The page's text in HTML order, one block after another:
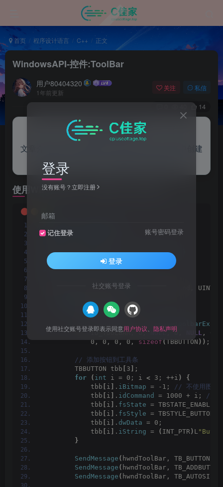
首页 程序设计语言 C++ 正文
WindowsAPI-控件:ToolBar
用户80404320
1年前更新
关注 私信
14
来自AI助手的总结
文章介绍了如何使用Windows API在C++程序中创建
和配置一个包含三个按钮的工具栏控件。
使用WindowsAPI，创建ToolBar控件：
#include <commctrl.h>
#pragma comment(lib, "comctl32.lib")
#define ID_TOOLBAR 201
LRESULT CALLBACK WindowProc
HWND hwnd, UINT
WM_CREATE:
{
// 创建工具条控件
CreateToolbarEx
            ID_TOOLBAR, 0,
NULL, 0, NULL , 0,
            0, 0, 0, 0,
sizeof(TBBUTTON )) ;
// 添加按钮到工具条
        TBBUTTON tbb
3
;
for
( int i = 0; i < 3; ++i )
{
            tbb
i . iBitmap = -1;
// 不使用图标
            tbb
i . idCommand = 1000 + i;
//
            tbb
i . fsState = TBSTATE_ENABLED;
            tbb
i . fsStyle = TBSTYLE_BUTTON;
            tbb
i . dwData = 0;
            tbb
i . iString = ( INT_PTR) L
}
SendMessage ( hwndToolBar,
SendMessage ( hwndToolBar,
SendMessage ( hwndToolBar,
登录
没有账号？立即注册
邮箱
记住登录 账号密码登录
登录
社交账号登录
使用社交账号登录即表示同意用户协议 隐私声明